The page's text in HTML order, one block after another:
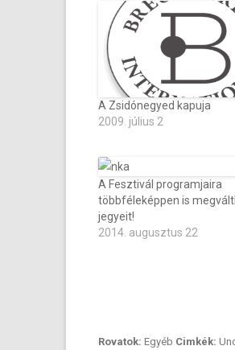
A Zsidónegyed kapuja
2009. július 2
A Fesztivál programjaira
többféleképpen is
jegyeit!
2014. augusztus 22
Rovatok: Egyéb Cimkék: